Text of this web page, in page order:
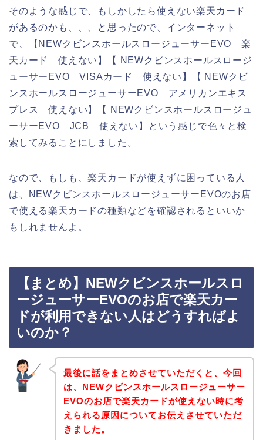
そのような感じで、もしかしたら使えない楽天カード
があるのかも、、、と思ったので、インターネット
で、【NEWクビンスホールスロージューサーEVO 楽
天カード 使えない】【 NEWクビンスホールスロージ
ューサーEVO VISAカード 使えない】【 NEWクビ
ンスホールスロージューサーEVO アメリカンエキス
プレス 使えない】【 NEWクビンスホールスロージュ
ーサーEVO JCB 使えない】という感じで色々と検
索してみることにしました。
なので、もしも、楽天カードが使えずに困っている人
は、NEWクビンスホールスロージューサーEVOのお店
で使える楽天カードの種類などを確認されるといいか
もしれませんよ。
【まとめ】NEWクビンスホールスロ
ージューサーEVOのお店で楽天カー
ドが利用できない人はどうすればよ
いのか？
最後に話をまとめさせていただくと、今回
は、NEWクビンスホールスロージューサー
EVOのお店で楽天カードが使えない時に考
えられる原因についてお伝えさせていただ
きました。